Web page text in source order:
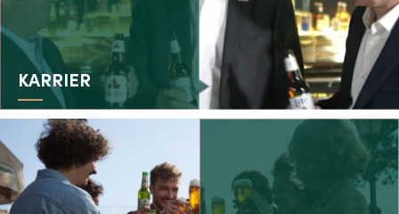
KARRIER